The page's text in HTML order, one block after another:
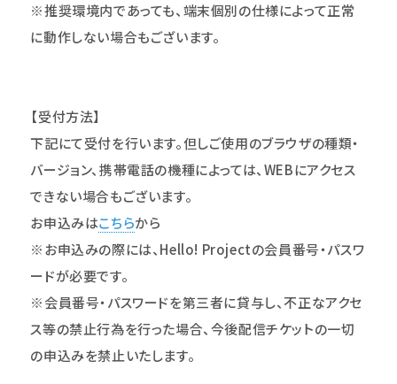
※推奨環境内であっても、端末個別の仕様によって正常
に動作しない場合もございます。
【受付方法】
下記にて受付を行います。但しご使用のブラウザの種類・
バージョン、携帯電話の機種によっては、WEBにアクセス
できない場合もございます。
お申込みはこちらから
※お申込みの際には、Hello! Projectの会員番号・パスワ
ードが必要です。
※会員番号・パスワードを第三者に貸与し、不正なアクセ
ス等の禁止行為を行った場合、今後配信チケットの一切
の申込みを禁止いたします。